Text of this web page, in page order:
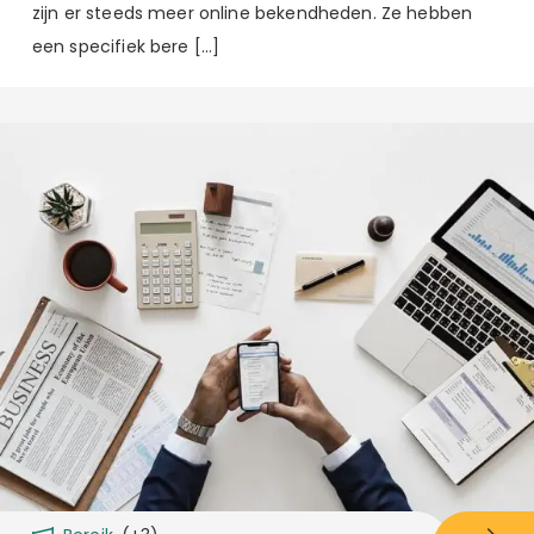
zijn er steeds meer online bekendheden. Ze hebben
een specifiek bere […]